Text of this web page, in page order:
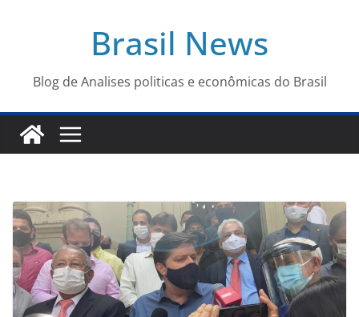
conteúdo
Brasil News
Blog de Analises politicas e econômicas do Brasil